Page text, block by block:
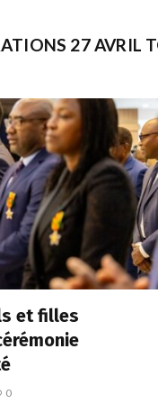
27 AVRIL
et filles
0